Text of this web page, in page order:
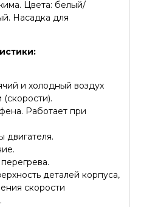
Цвета: белый/
Насадка для
и холодный воздух
Работает при
двигателя.
деталей корпуса,
скорости